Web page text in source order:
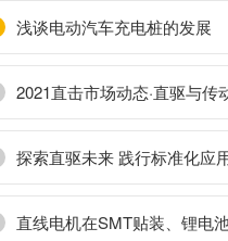
浅谈电动汽车充电桩的发展
探索直驱未来 践行标准化应